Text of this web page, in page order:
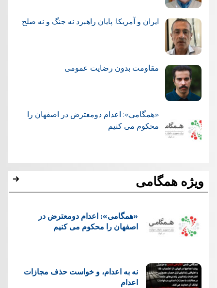
ایران و آمریکا: پایان راهبرد نه جنگ و نه صلح
مقاومت بدون رضایت عمومی
«همگامی»: اعدام دومعترض در اصفهان را
محکوم می کنیم
ویژه همگامی
«همگامی»: اعدام دومعترض در
اصفهان را محکوم می کنیم
نه به اعدام، و خواست حذف مجازات
اعدام